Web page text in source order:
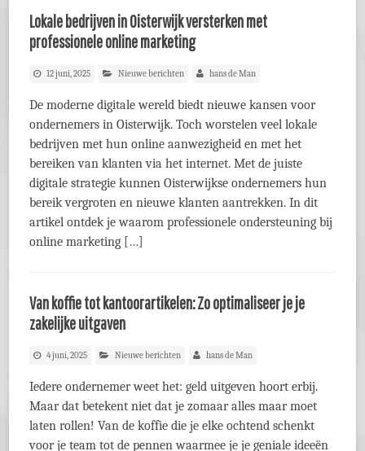
Lokale bedrijven in Oisterwijk versterken met
professionele online marketing
12 juni, 2025 Nieuwe berichten hans de Man
De moderne digitale wereld biedt nieuwe kansen voor
ondernemers in Oisterwijk. Toch worstelen veel lokale
bedrijven met hun online aanwezigheid en met het
bereiken van klanten via het internet. Met de juiste
digitale strategie kunnen Oisterwijkse ondernemers hun
bereik vergroten en nieuwe klanten aantrekken. In dit
artikel ontdek je waarom professionele ondersteuning bij
online marketing […]
Van koffie tot kantoorartikelen: Zo optimaliseer je je
zakelijke uitgaven
4 juni, 2025 Nieuwe berichten hans de Man
Iedere ondernemer weet het: geld uitgeven hoort erbij.
Maar dat betekent niet dat je zomaar alles maar moet
laten rollen! Van de koffie die je elke ochtend schenkt
voor je team tot de pennen waarmee je je geniale ideeën